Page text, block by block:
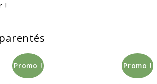
!
Promo ! Promo !